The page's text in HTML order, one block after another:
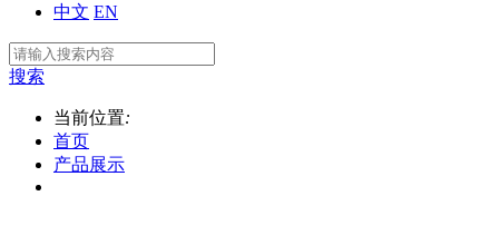
中文 EN
搜索
当前位置:
首页
产品展示